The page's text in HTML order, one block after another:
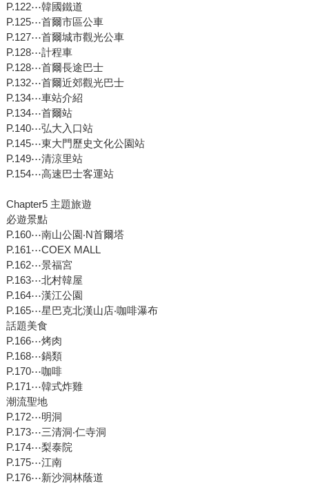
P.122⋯韓國鐵道
P.125⋯首爾市區公車
P.127⋯首爾城市觀光公車
P.128⋯計程車
P.128⋯首爾長途巴士
P.132⋯首爾近郊觀光巴士
P.134⋯車站介紹
P.134⋯首爾站
P.140⋯弘大入口站
P.145⋯東大門歷史文化公園站
P.149⋯清涼里站
P.154⋯高速巴士客運站
Chapter5 主題旅遊
必遊景點
P.160⋯南山公園‧N首爾塔
P.161⋯COEX MALL
P.162⋯景福宮
P.163⋯北村韓屋
P.164⋯漢江公園
P.165⋯星巴克北漢山店‧咖啡瀑布
話題美食
P.166⋯烤肉
P.168⋯鍋類
P.170⋯咖啡
P.171⋯韓式炸雞
潮流聖地
P.172⋯明洞
P.173⋯三清洞‧仁寺洞
P.174⋯梨泰院
P.175⋯江南
P.176⋯新沙洞林蔭道